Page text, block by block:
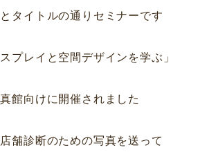
タイトルの通りセミナーです
プレイと空間デザインを学ぶ」
館向けに開催されました
舗診断のための写真を送って